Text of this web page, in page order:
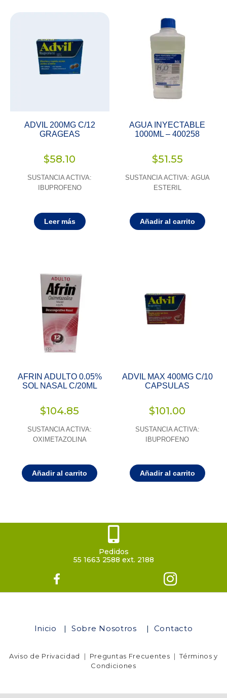
ADVIL 200MG C/12
GRAGEAS
$58.10
SUSTANCIA ACTIVA:
IBUPROFENO
Leer más
AGUA INYECTABLE
1000ML – 400258
$51.55
SUSTANCIA ACTIVA: AGUA
ESTERIL
Añadir al carrito
AFRIN ADULTO 0.05%
SOL NASAL C/20ML
$104.85
SUSTANCIA ACTIVA:
OXIMETAZOLINA
Añadir al carrito
ADVIL MAX 400MG C/10
CAPSULAS
$101.00
SUSTANCIA ACTIVA:
IBUPROFENO
Añadir al carrito
Pedidos
55 1663 2588 ext. 2188
Inicio |Sobre Nosotros | Contacto
Aviso de Privacidad | Preguntas Frecuentes |Términos y
Condiciones